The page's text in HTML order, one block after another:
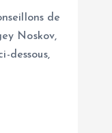
de
Noskov,
dessous,